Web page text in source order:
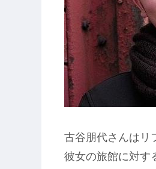
古谷朋代さんはリ
彼女の旅館に対す